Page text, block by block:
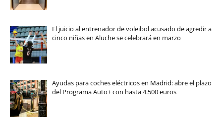
El juicio al entrenador de voleibol acusado de agredir a
cinco niñas en Aluche se celebrará en marzo
Ayudas para coches eléctricos en Madrid: abre el plazo
del Programa Auto+ con hasta 4.500 euros